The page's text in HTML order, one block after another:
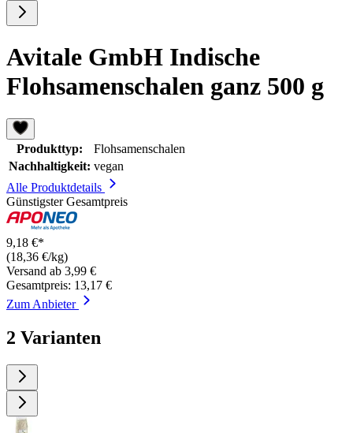
Avitale GmbH Indische
Flohsamenschalen ganz 500 g
Produkttyp:
Flohsamenschalen
Nachhaltigkeit: vegan
Alle Produktdetails
Günstigster Gesamtpreis
9,18 €*
(18,36 €/kg)
Versand ab 3,99 €
Gesamtpreis: 13,17 €
Zum Anbieter
2 Varianten